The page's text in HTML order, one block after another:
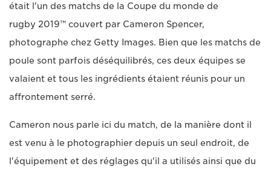
était l'un des matchs de la Coupe du monde de
rugby 2019™ couvert par Cameron Spencer,
photographe chez Getty Images. Bien que les matchs de
poule sont parfois déséquilibrés, ces deux équipes se
valaient et tous les ingrédients étaient réunis pour un
affrontement serré.
Cameron nous parle ici du match, de la manière dont il
est venu à le photographier depuis un seul endroit, de
l'équipement et des réglages qu'il a utilisés ainsi que du